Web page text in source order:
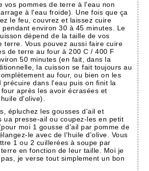
vos pommes de terre à l'eau non
à l'eau froide). Une fois que ça
le feu, couvrez et laissez cuire
pendant environ 30 à 45 minutes. Le
dépend de la taille de vos
terre. Vous pouvez aussi faire cuire
de terre au four à 200 C / 400 F
50 minutes (en fait, dans la
la cuisson se fait toujours au
au four, ou bien on les
précuire dans l'eau puis on finit la
après les avoir écrasées et
d'olive).
épluchez les gousses d'ail et
ua presse-ail ou coupez-les en petit
moi 1 gousse d'ail par pomme de
le avec de l'huile d'olive. Vous
1 ou 2 cuillerées à soupe par
en fonction de leur taille. Moi je
je verse tout simplement un bon